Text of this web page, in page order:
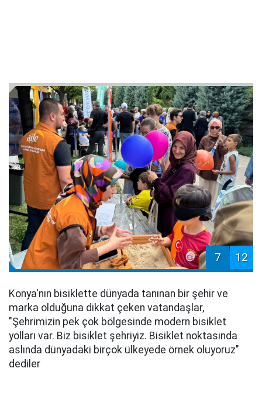
7 12
Konya'nın bisiklette dünyada tanınan bir şehir ve
marka olduğuna dikkat çeken vatandaşlar,
"Şehrimizin pek çok bölgesinde modern bisiklet
yolları var. Biz bisiklet şehriyiz. Bisiklet noktasında
aslında dünyadaki birçok ülkeyede örnek oluyoruz"
dediler